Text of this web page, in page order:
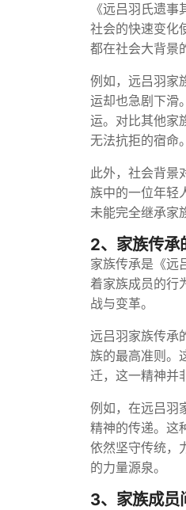
《远吕羽氏遗
社会的快速变化
都在社会大背景
例如，远吕羽家
运却也急剧下滑
运。对比其他家
无法抗拒的宿命。
此外，社会背景
族中的一位年轻
未能完全继承家
2、家族传承
家族传承是《远
着家族成员的行
战与变革。
远吕羽家族传承
族的最高准则。
迁，这一精神并
例如，在远吕羽
精神的传递。这
依然坚守传统，
的力量源泉。
3、家族成员